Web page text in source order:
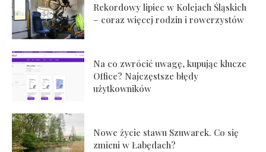
Rekordowy lipiec w Kolejach Śląskich
– coraz więcej rodzin i rowerzystów
Na co zwrócić uwagę, kupując klucze
Office? Najczęstsze błędy
użytkowników
Nowe życie stawu Szuwarek. Co się
zmieni w Łabędach?